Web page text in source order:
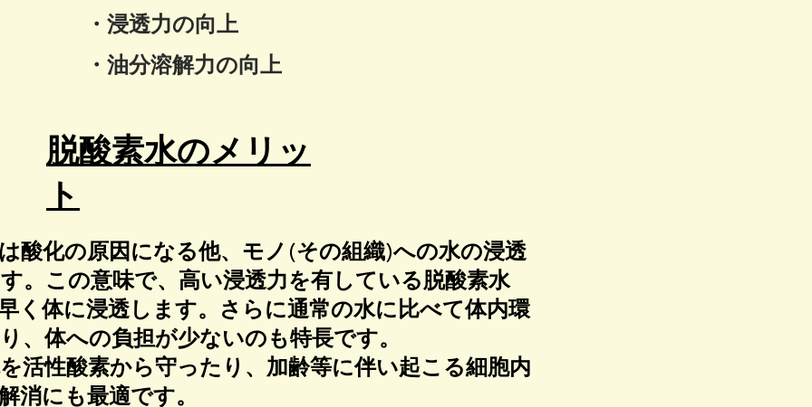
・浸透力の向上
・油分溶解力の向上
脱酸素水のメリッ
ト
酸化の原因になる他、モノ(その組織)への水の浸透
。この意味で、高い浸透力を有している脱酸素水
く体に浸透します。さらに通常の水に比べて体内環
、体への負担が少ないのも特長です。
活性酸素から守ったり、加齢等に伴い起こる細胞内
消にも最適です。